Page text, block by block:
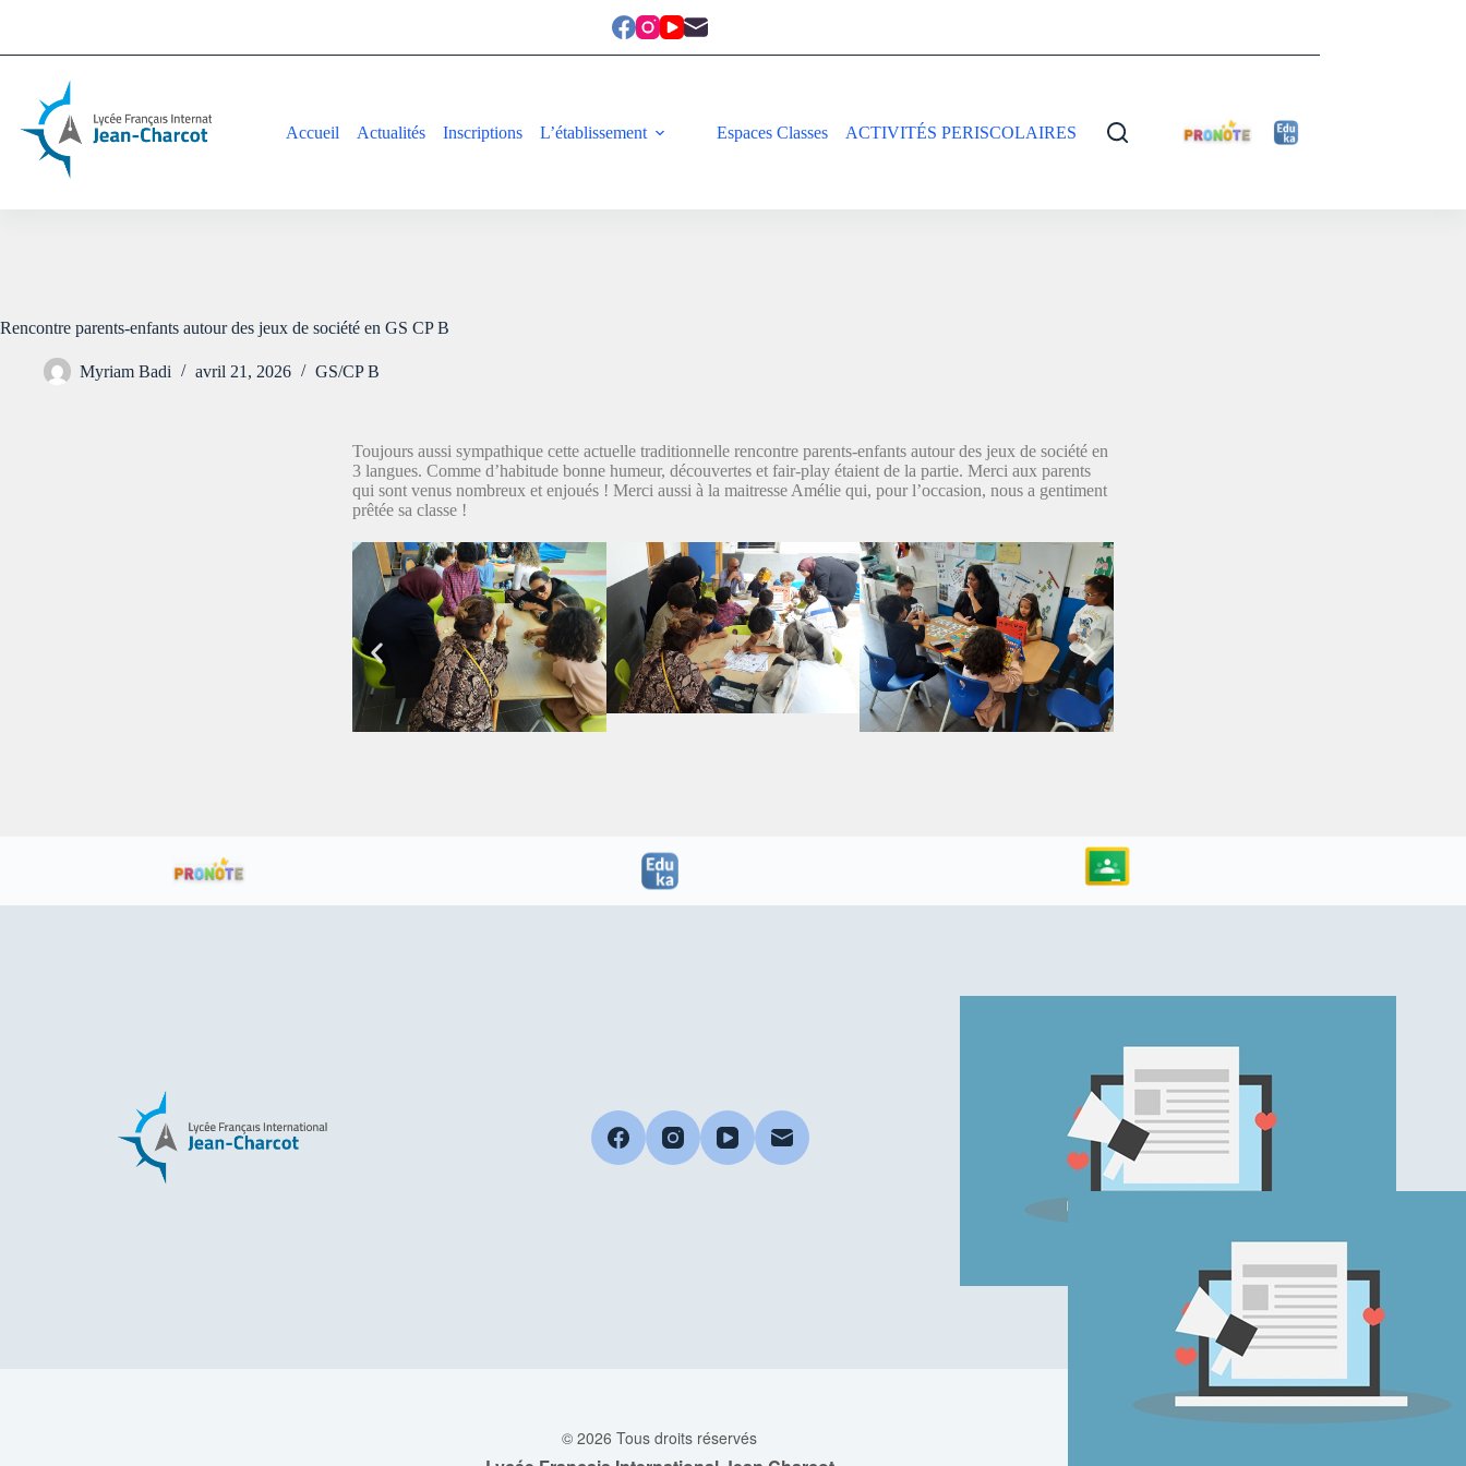
Accueil Actualités Inscriptions L’établissement Espaces Classes ACTIVITÉS PERISCOLAIRES
Rencontre parents-enfants autour des jeux de société en GS CP B
Myriam Badi avril 21, 2026 GS/CP B
Toujours aussi sympathique cette actuelle traditionnelle rencontre parents-enfants autour des jeux de société en
3 langues. Comme d’habitude bonne humeur, découvertes et fair-play étaient de la partie. Merci aux parents
qui sont venus nombreux et enjoués ! Merci aussi à la maitresse Amélie qui, pour l’occasion, nous a gentiment
prêtée sa classe !
© 2026 Tous droits réservés